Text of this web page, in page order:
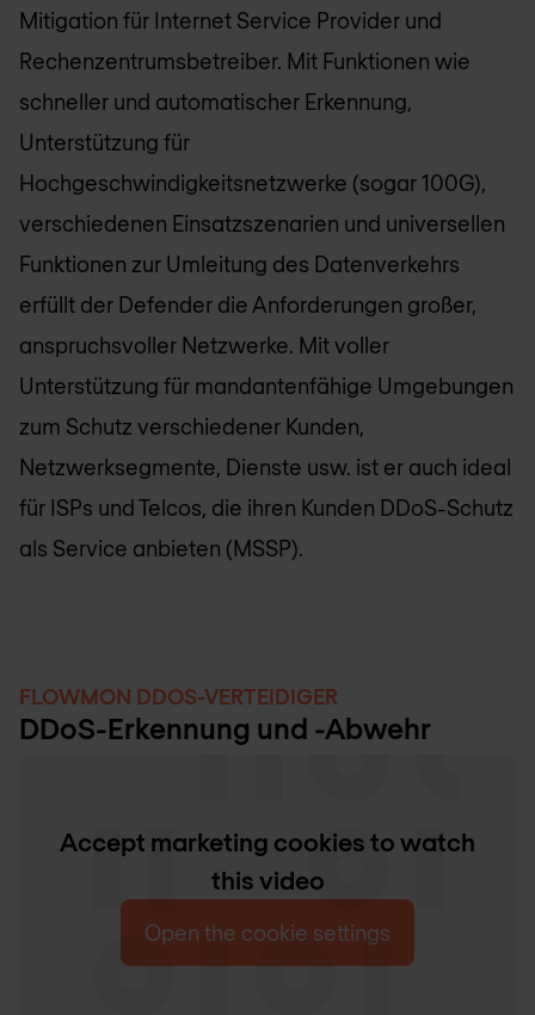
Mitigation für Internet Service Provider und
Rechenzentrumsbetreiber. Mit Funktionen wie
schneller und automatischer Erkennung,
Unterstützung für
Hochgeschwindigkeitsnetzwerke (sogar 100G),
verschiedenen Einsatzszenarien und universellen
Funktionen zur Umleitung des Datenverkehrs
erfüllt der Defender die Anforderungen großer,
anspruchsvoller Netzwerke. Mit voller
Unterstützung für mandantenfähige Umgebungen
zum Schutz verschiedener Kunden,
Netzwerksegmente, Dienste usw. ist er auch ideal
für ISPs und Telcos, die ihren Kunden DDoS-Schutz
als Service anbieten (MSSP).
FLOWMON DDOS-VERTEIDIGER
DDoS-Erkennung und -Abwehr
Accept marketing cookies to watch
this video
Open the cookie settings